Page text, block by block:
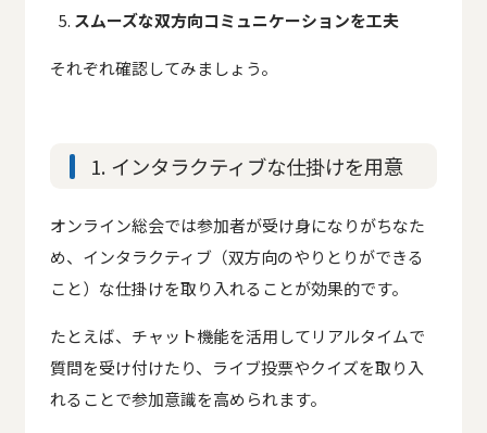
スムーズな双方向コミュニケーションを工夫
それぞれ確認してみましょう。
1. インタラクティブな仕掛けを用意
オンライン総会では参加者が受け身になりがちなた
め、インタラクティブ（双方向のやりとりができる
こと）な仕掛けを取り入れることが効果的です。
たとえば、チャット機能を活用してリアルタイムで
質問を受け付けたり、ライブ投票やクイズを取り入
れることで参加意識を高められます。